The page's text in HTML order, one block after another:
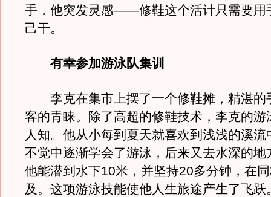
手，他突发灵感——修鞋这个活计只需要用
己干。
有幸参加游泳队集训
李克在集市上摆了一个修鞋摊，精湛的
客的青睐。除了高超的修鞋技术，李克的游
人知。他从小每到夏天就喜欢到浅浅的溪流
不觉中逐渐学会了游泳，后来又去水深的地
他能潜到水下10米，并坚持20多分钟，在
及。这项游泳技能使他人生旅途产生了飞